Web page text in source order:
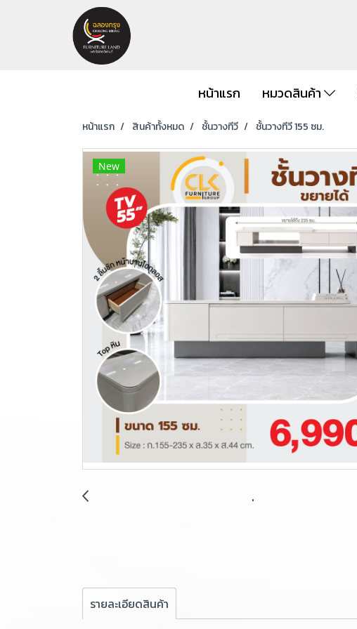
หน้าแรก หมวดสินค้า
หน้าแรก สินค้าทั้งหมด ชั้นวางทีวี ชั้นวางทีวี 155 ซม.
New
รายละเอียดสินค้า